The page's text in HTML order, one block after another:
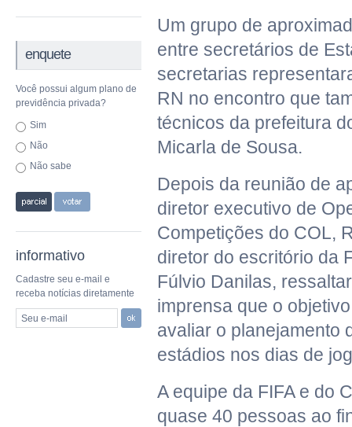
enquete
Você possui algum plano de
previdência privada?
Sim
Não
Não sabe
informativo
Cadastre seu e-mail e
receba notícias diretamente
Seu e-mail
Um grupo de
entre secretários de
secretarias
RN no encontro que
técnicos da prefeitura
Micarla de Sousa.
Depois da reunião de
diretor executivo de
Competições do COL,
diretor do escritório da
Fúlvio Danilas,
imprensa que o
avaliar o planejamento
estádios nos dias de
A equipe da FIFA e do
quase 40 pessoas ao